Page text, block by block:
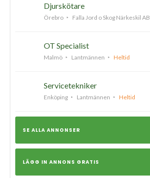
Djurskötare
Örebro Falla Jord o Skog Närkeskil AB
OT Specialist
Malmö Lantmännen Heltid
Servicetekniker
Enköping Lantmännen Heltid
SE ALLA ANNONSER
LÄGG IN ANNONS GRATIS